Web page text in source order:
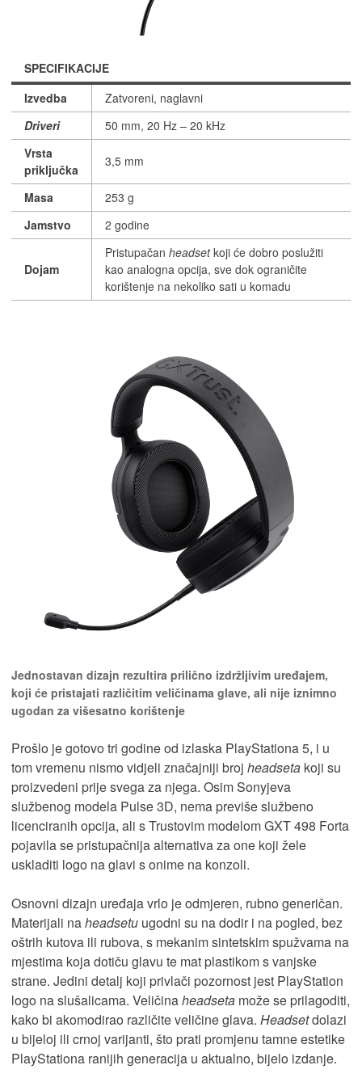
SPECIFIKACIJE
Izvedba
Zatvoreni, naglavni
Driveri
50 mm, 20 Hz – 20 kHz
Vrsta
priključka
3,5 mm
Masa
253 g
Jamstvo
2 godine
Dojam
Pristupačan headsetkoji će dobro poslužiti
kao analogna opcija, sve dok ograničite
korištenje na nekoliko sati u komadu
Jednostavan dizajn rezultira prilično izdržljivim uređajem,
koji će pristajati različitim veličinama glave, ali nije iznimno
ugodan za višesatno korištenje
Prošlo je gotovo tri godine od izlaska PlayStationa 5, i u
tom vremenu nismo vidjeli značajniji broj headseta koji su
proizvedeni prije svega za njega. Osim Sonyjeva
službenog modela Pulse 3D, nema previše službeno
licenciranih opcija, ali s Trustovim modelom GXT 498 Forta
pojavila se pristupačnija alternativa za one koji žele
uskladiti logo na glavi s onime na konzoli.
Osnovni dizajn uređaja vrlo je odmjeren, rubno generičan.
Materijali naheadsetu ugodni su na dodir i na pogled, bez
oštrih kutova ili rubova, s mekanim sintetskim spužvama na
mjestima koja dotiču glavu te mat plastikom s vanjske
strane. Jedini detalj koji privlači pozornost jest PlayStation
logo na slušalicama. Veličinaheadseta može se prilagoditi,
kako bi akomodirao različite veličine glava. Headsetdolazi
u bijeloj ili crnoj varijanti, što prati promjenu tamne estetike
PlayStationa ranijih generacija u aktualno, bijelo izdanje.